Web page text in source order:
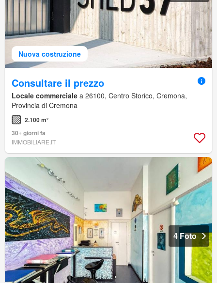
Nuova costruzione
Consultare il prezzo
Locale commerciale a 26100, Centro Storico, Cremona,
Provincia di Cremona
2.100 m²
30+ giorni fa
IMMOBILIARE.IT
4 Foto